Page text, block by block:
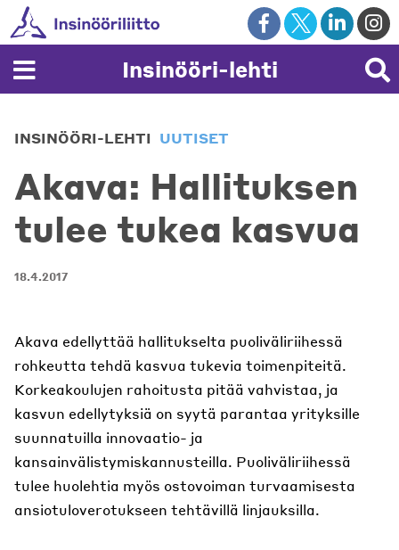
Skip
to
content
Insinööri-lehti
INSINÖÖRI-LEHTI UUTISET
Akava: Hallituksen
tulee tukea kasvua
18.4.2017
Akava edellyttää hallitukselta puoliväliriihessä
rohkeutta tehdä kasvua tukevia toimenpiteitä.
Korkeakoulujen rahoitusta pitää vahvistaa, ja
kasvun edellytyksiä on syytä parantaa yrityksille
suunnatuilla innovaatio- ja
kansainvälistymiskannusteilla. Puoliväliriihessä
tulee huolehtia myös ostovoiman turvaamisesta
ansiotuloverotukseen tehtävillä linjauksilla.